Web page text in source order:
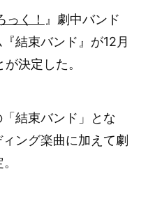
く！
』劇中バンド
結束バンド』が12月
決定した。
結束バンド」とな
ング楽曲に加えて劇